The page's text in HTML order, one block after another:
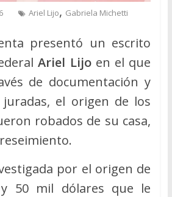
Ariel Lijo, Gabriela Michetti
presentó un escrito
Ariel Lijoen el que
de documentación y
juradas, el origen de los
robados de su casa,
por el origen de
y 50 mil dólares que le